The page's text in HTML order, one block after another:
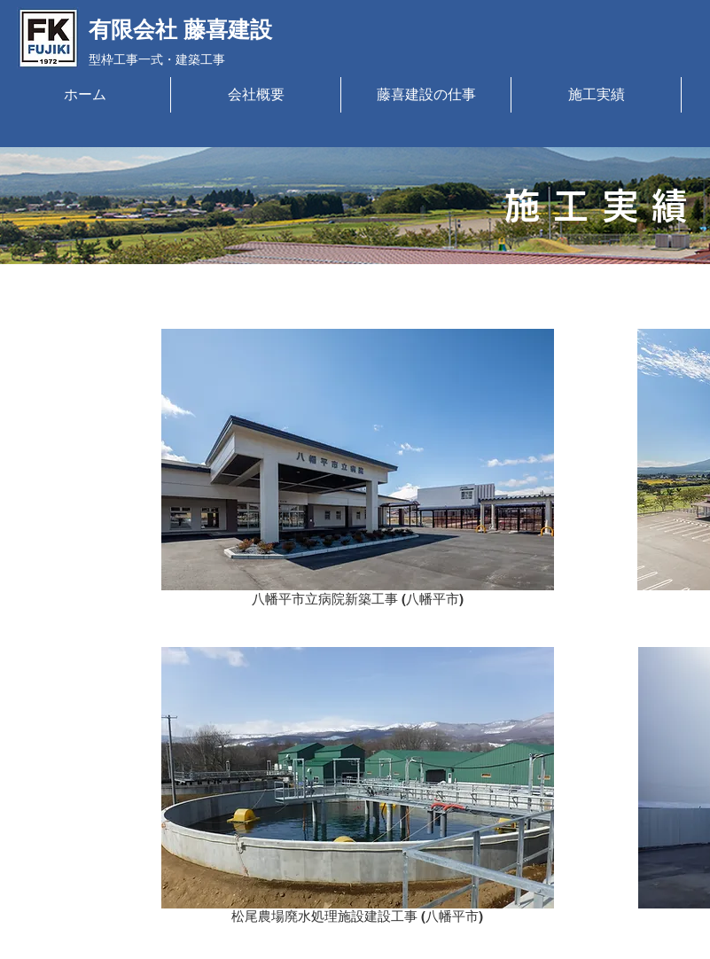
​有限会社 藤喜建設
​型枠工事一式・建築工事
ホーム 会社概要 藤喜建設の仕事 施工実績
​施 工 実 績
八幡平市立病院新築工事 (八幡平市)
松尾農場廃水処理施設建設工事 (八幡平市)